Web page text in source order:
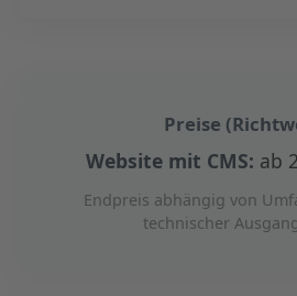
Preise
Website mit CMS: ab
Endpreis abhängig von
technischer